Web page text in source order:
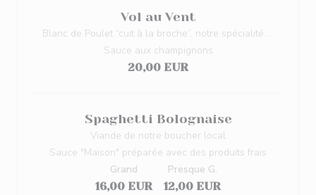
Vol au Vent
Blanc de Poulet “cuit à la broche”, notre spécialité…..
Sauce aux champignons
20,00 EUR
Spaghetti Bolognaise
Viande de notre boucher local
Sauce "Maison" préparée avec des produits frais
16,00 EUR
Grand
12,00 EUR
Presque G.